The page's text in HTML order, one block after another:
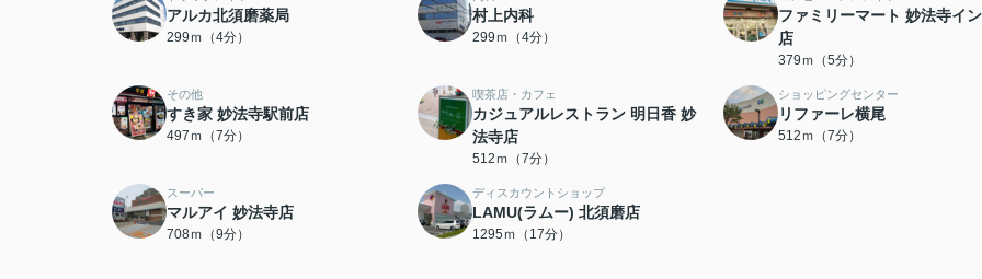
アルカ北須磨薬局
299ｍ（4分）
村上内科
299ｍ（4分）
ファミリーマート 妙法寺イ
店
379ｍ（5分）
その他
すき家 妙法寺駅前店
497ｍ（7分）
喫茶店・カフェ
カジュアルレストラン 明日香 妙
法寺店
512ｍ（7分）
ショッピングセンター
リファーレ横尾
512ｍ（7分）
スーパー
マルアイ 妙法寺店
708ｍ（9分）
ディスカウントショップ
LAMU(ラムー) 北須磨店
1295ｍ（17分）